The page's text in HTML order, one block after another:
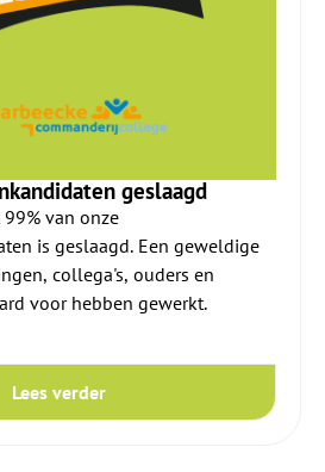
geslaagd
van onze
is geslaagd. Een geweldige
collega's, ouders en
voor hebben gewerkt.
Lees verder